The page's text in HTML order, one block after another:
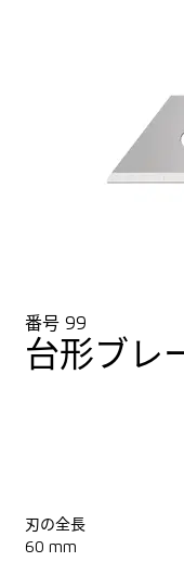
番号 99
台形ブレ
刃の全長
60 mm